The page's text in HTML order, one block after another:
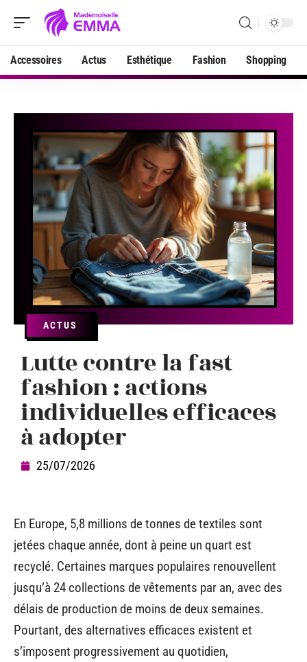
Accessoires Actus Esthétique Fashion Shopping
ACTUS
Lutte contre la fast
fashion : actions
individuelles efficaces
à adopter
25/07/2026
En Europe, 5,8 millions de tonnes de textiles sont
jetées chaque année, dont à peine un quart est
recyclé. Certaines marques populaires renouvellent
jusqu’à 24 collections de vêtements par an, avec des
délais de production de moins de deux semaines.
Pourtant, des alternatives efficaces existent et
s’imposent progressivement au quotidien,